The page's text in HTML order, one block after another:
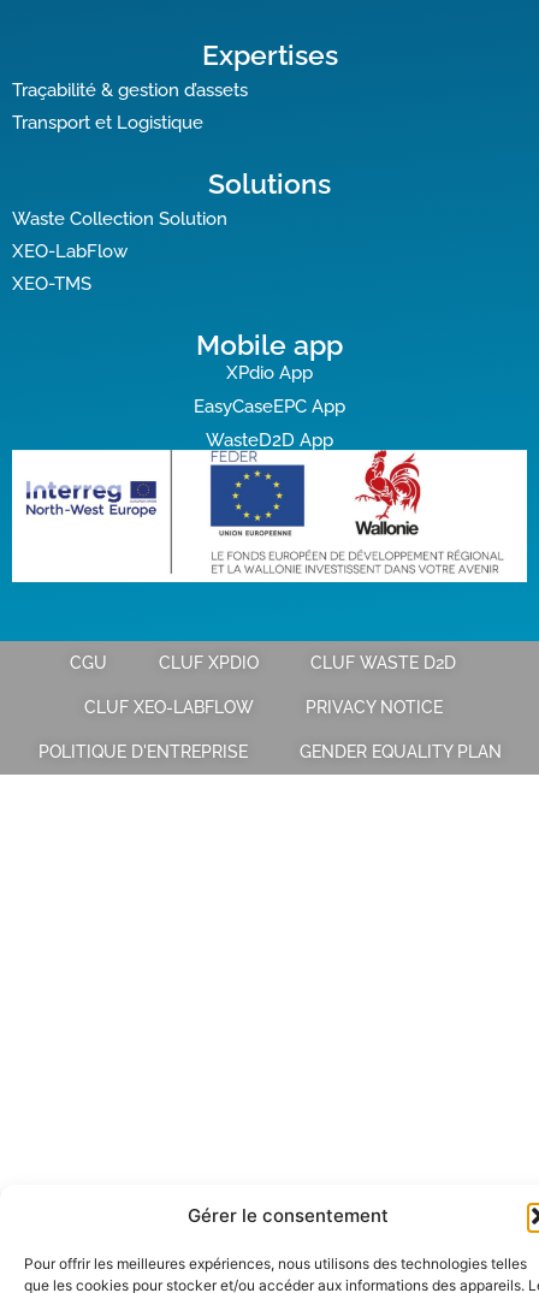
Gérer le consentement
Pour offrir les meilleures expériences, nous utilisons des technologies telles
que les cookies pour stocker et/ou accéder aux informations des appareils.
Expertises
Traçabilité & gestion d’assets
Transport et Logistique
Solutions
Waste Collection Solution
XEO-LabFlow
XEO-TMS
Mobile app
XPdio App
EasyCaseEPC App
WasteD2D App
CGU CLUF XPDIO CLUF WASTE D2D
CLUF XEO-LABFLOW PRIVACY NOTICE
POLITIQUE D'ENTREPRISE GENDER EQUALITY PLAN